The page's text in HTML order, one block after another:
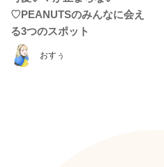
おすぅ
♡PEANUTSのみんなに会え
る3つのスポット